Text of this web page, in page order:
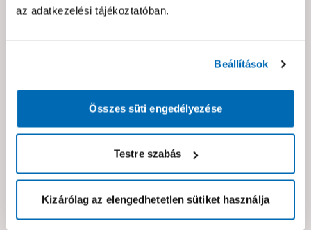
az adatkezelési tájékoztatóban.
Beállítások
Összes süti engedélyezése
Testre szabás
Kizárólag az elengedhetetlen sütiket használja
Neked ajánljuk!